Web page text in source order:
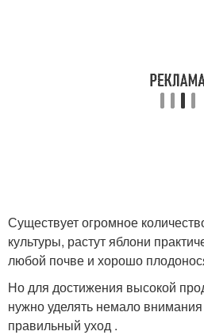
Существует огромное
культуры, растут яблони
любой почве и хорошо
Но для достижения высокой
нужно уделять немало
правильный уход .